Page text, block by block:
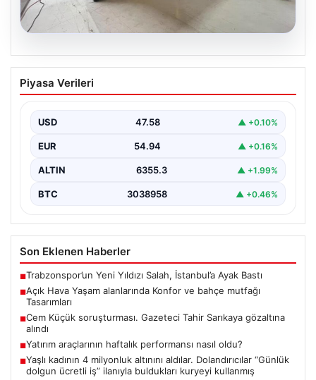
04.08.2026
Açık Hava Yaşam alanlarında Konfor ve
bahçe mutfağı Tasarımları
alanlarından biri durumuna ulaşmıştır. Bahçeyle
uyumlu…
Piyasa Verileri
USD 47.58 ▲ +0.10%
EUR 54.94 ▲ +0.16%
ALTIN 6355.3 ▲ +1.99%
BTC 3038958 ▲ +0.46%
Son Eklenen Haberler
■Trabzonspor’un Yeni Yıldızı Salah, İstanbul’a Ayak Bastı
■Açık Hava Yaşam alanlarında Konfor ve bahçe mutfağı
Tasarımları
■Cem Küçük soruşturması. Gazeteci Tahir Sarıkaya gözaltına
alındı
■Yatırım araçlarının haftalık performansı nasıl oldu?
■Yaşlı kadının 4 milyonluk altınını aldılar. Dolandırıcılar “Günlük
dolgun ücretli iş” ilanıyla buldukları kuryeyi kullanmış